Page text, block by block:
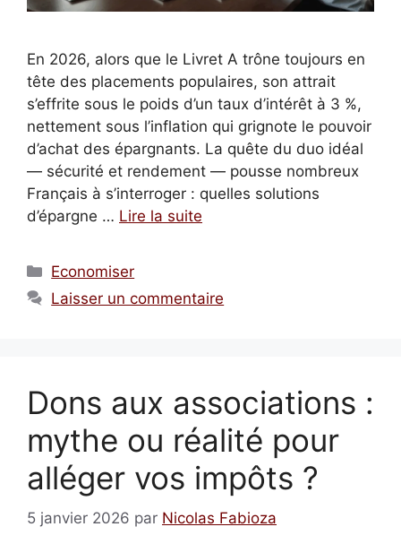
En 2026, alors que le Livret A trône toujours en
tête des placements populaires, son attrait
s’effrite sous le poids d’un taux d’intérêt à 3 %,
nettement sous l’inflation qui grignote le pouvoir
d’achat des épargnants. La quête du duo idéal
— sécurité et rendement — pousse nombreux
Français à s’interroger : quelles solutions
d’épargne … Lire la suite
Catégories
Economiser
Laisser un commentaire
Dons aux associations :
mythe ou réalité pour
alléger vos impôts ?
5 janvier 2026 par Nicolas Fabioza